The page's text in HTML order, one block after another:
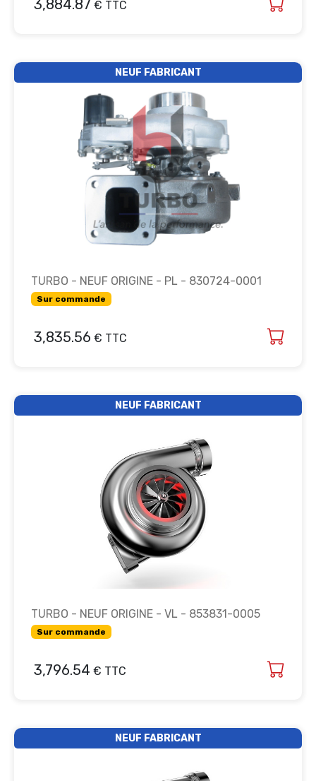
3,884.87 € TTC
NEUF FABRICANT
TURBO - NEUF ORIGINE - PL - 830724-0001
Sur commande
3,835.56 € TTC
NEUF FABRICANT
TURBO - NEUF ORIGINE - VL - 853831-0005
Sur commande
3,796.54 € TTC
NEUF FABRICANT